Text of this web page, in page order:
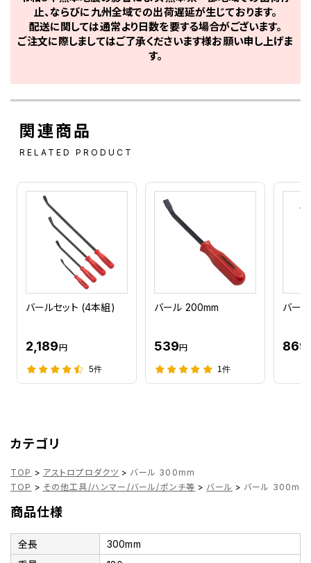
止、ならびに九州全域での出荷遅延が生じております。
配送に関しては通常より日数を要する場合がございます。
ご注文に際しましてはご了承くださいます様お願い申し上げま
す。
関連商品
RELATED PRODUCT
バールセット (4本組)
2,189円
5件
バール 200mm
539円
1件
バー
869
カテゴリ
TOP > アストロプロダクツ > バール 300mm
TOP > その他工具/ハンマー/バール/ポンチ等 > バール > バール 300mm
商品仕様
全長
300mm